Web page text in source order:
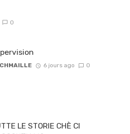
0
CHMAILLE 6 jours ago 0
LE STORIE CHÈ CI